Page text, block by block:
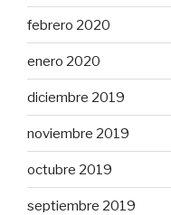
febrero 2020
enero 2020
diciembre 2019
noviembre 2019
octubre 2019
septiembre 2019